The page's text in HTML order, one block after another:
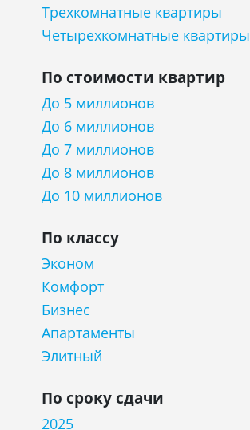
Трехкомнатные квартиры
Четырехкомнатные квартиры
По стоимости квартир
До 5 миллионов
До 6 миллионов
До 7 миллионов
До 8 миллионов
До 10 миллионов
По классу
Эконом
Комфорт
Бизнес
Апартаменты
Элитный
По сроку сдачи
2025